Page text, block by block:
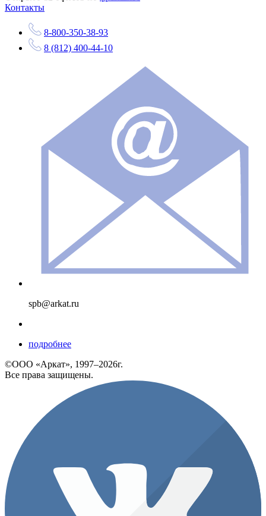
Контакты
8-800-350-38-93
8 (812) 400-44-10
spb@arkat.ru
подробнее
©ООО «Аркат», 1997–2026г.
Все права защищены.